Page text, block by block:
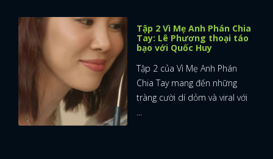
Tập 2 Vì Mẹ Anh Phán Chia
Tay: Lê Phương thoại táo
bạo với Quốc Huy
Tập 2 của Vì Mẹ Anh Phán
Chia Tay mang đến những
tràng cười dí dỏm và viral với